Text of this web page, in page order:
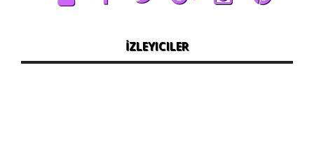
İZLEYICILER